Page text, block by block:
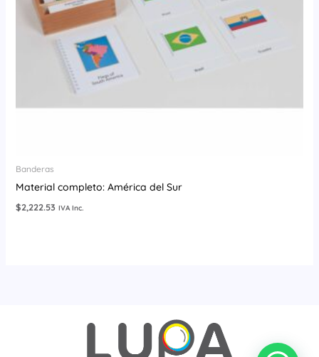
Banderas
Material completo: América del Sur
$2,222.53 IVA Inc.